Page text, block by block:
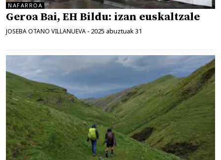
NAFARROA
Geroa Bai, EH Bildu: izan euskaltzale
JOSEBA OTANO VILLANUEVA - 2025 abuztuak 31